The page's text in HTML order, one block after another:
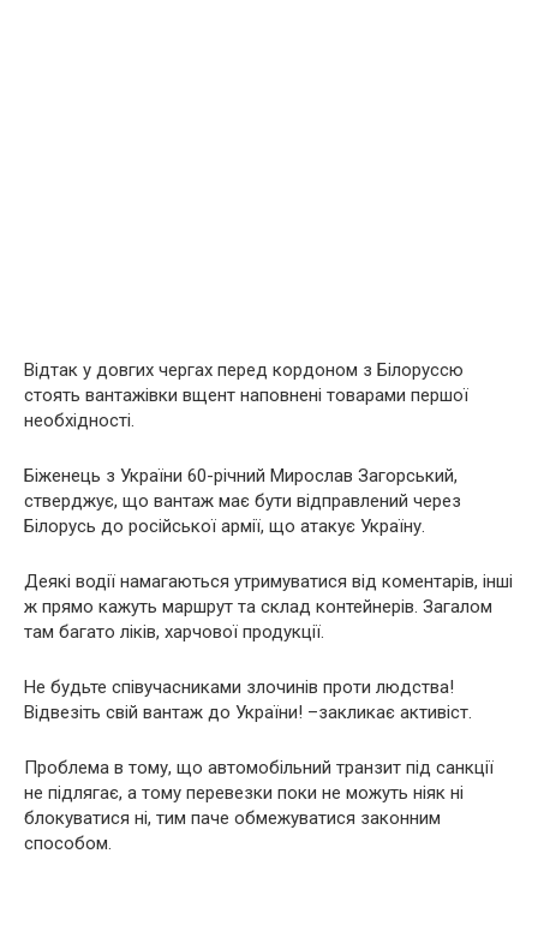
Відтак у довгих чергах перед кордоном з Білоруссю
стоять вантажівки вщент наповнені товарами першої
необхідності.
Біженець з України 60-річний Мирослав Загорський,
стверджує, що вантаж має бути відправлений через
Білорусь до російської армії, що атакує Україну.
Деякі водії намагаються утримуватися від коментарів, інші
ж прямо кажуть маршрут та склад контейнерів. Загалом
там багато ліків, харчової продукції.
Не будьте співучасниками злочинів проти людства!
Відвезіть свій вантаж до України! –закликає активіст.
Проблема в тому, що автомобільний транзит під санкції
не підлягає, а тому перевезки поки не можуть ніяк ні
блокуватися ні, тим паче обмежуватися законним
способом.